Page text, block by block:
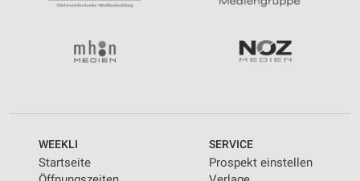
WEEKLI
Startseite
SERVICE
Prospekt einstellen